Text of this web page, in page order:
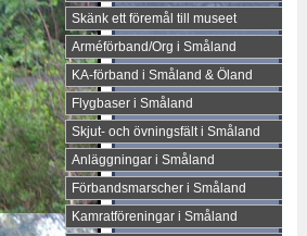
Skänk ett föremål till museet
Arméförband/Org i Småland
KA-förband i Småland & Öland
Flygbaser i Småland
Skjut- och övningsfält i Småland
Anläggningar i Småland
Förbandsmarscher i Småland
Kamratföreningar i Småland